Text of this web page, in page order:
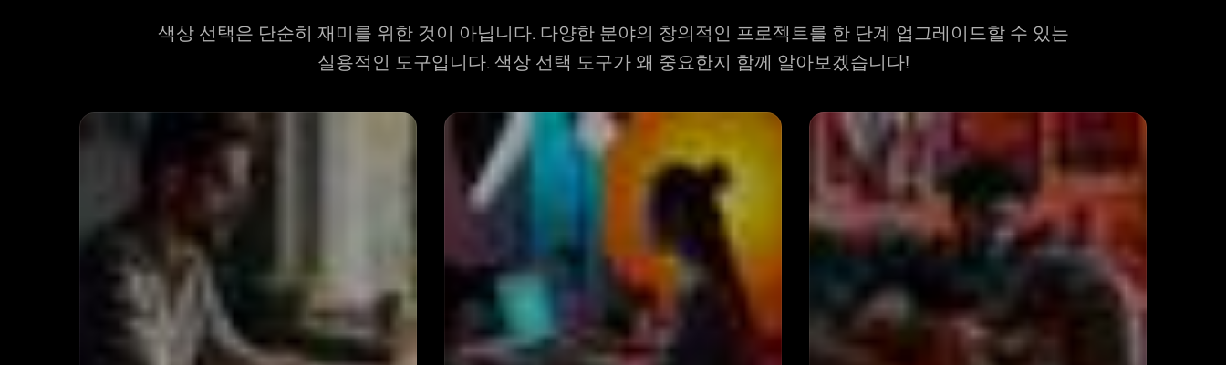
색상 선택은 단순히 재미를 위한 것이 아닙니다. 다양한 분야의 창의적인 프로젝트를 한 단계 업그레이드할 수 있는
실용적인 도구입니다. 색상 선택 도구가 왜 중요한지 함께 알아보겠습니다!